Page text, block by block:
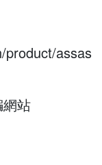
product/assas
站